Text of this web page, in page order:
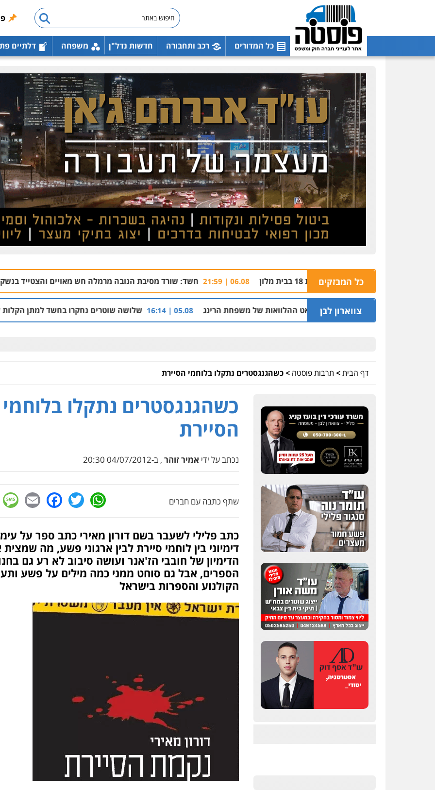
כל המדורים רכב ותחבורה חדשות נדל"ן משפחה דלתיים
כל המבזקים 06.08 | 21:59 חשד: שורד מסיבת הנובה מרמלה חש מאויים והצטייד בנשק ללא רישיון
צווארון לבן
בחיפה וסינדיקאט ההלוואות של משפחת הרינג 05.08 | 16:14 שלושה שוטרים נחקרו בחשד למתן הקלות למועדון
דף הבית> תרבות פוסטה >כשהגנגסטרים נתקלו בלוחמי הסיירת
כשהגנגסטרים נתקלו בלוחמי
הסיירת
נכתב על ידי אמיר זוהר , ב-04/07/2012 20:30
שתף כתבה עם חברים WhatsApp
Twitter
כתב פלילי לשעבר בשם דורון מאירי כתב ספר על
דימיוני בין לוחמי סיירת לבין ארגוני פשע, מה
הדימיון של חובבי הז'אנר ועושה סיבוב לא רע גם
הספרים, אבל גם סוחט ממני כמה מילים על פשע
הקולנוע והספרות בישראל